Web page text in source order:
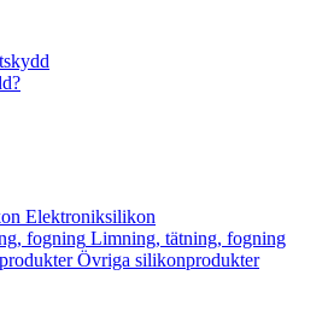
Elektroniksilikon
Limning, tätning, fogning
Övriga silikonprodukter